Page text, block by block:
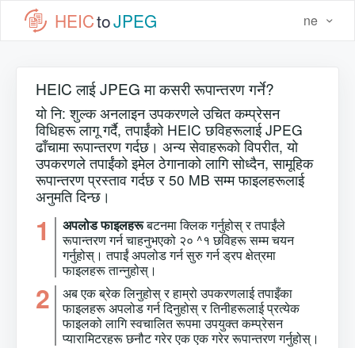
HEICtoJPEG ne
HEIC लाई JPEG मा कसरी रूपान्तरण गर्ने?
यो नि: शुल्क अनलाइन उपकरणले उचित कम्प्रेसन
विधिहरू लागू गर्दै, तपाईंको HEIC छविहरूलाई JPEG
ढाँचामा रूपान्तरण गर्दछ। अन्य सेवाहरूको विपरीत, यो
उपकरणले तपाईंको इमेल ठेगानाको लागि सोध्दैन, सामूहिक
रूपान्तरण प्रस्ताव गर्दछ र 50 MB सम्म फाइलहरूलाई
अनुमति दिन्छ।
1 अपलोड फाइलहरूबटनमा क्लिक गर्नुहोस् र तपाईंले
रूपान्तरण गर्न चाहनुभएको २० ^१ छविहरू सम्म चयन
गर्नुहोस्। तपाईं अपलोड गर्न सुरु गर्न ड्रप क्षेत्रमा
फाइलहरू तान्नुहोस्।
2
अब एक ब्रेक लिनुहोस् र हाम्रो उपकरणलाई तपाइँका
फाइलहरू अपलोड गर्न दिनुहोस् र तिनीहरूलाई प्रत्येक
फाइलको लागि स्वचालित रूपमा उपयुक्त कम्प्रेसन
प्यारामिटरहरू छनौट गरेर एक एक गरेर रूपान्तरण गर्नुहोस्।